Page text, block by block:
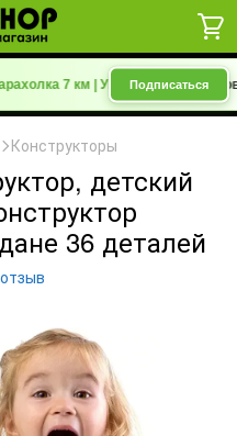
7 км | Уценка» — новые товары
Подписаться
Конструкторы
детский
36 деталей